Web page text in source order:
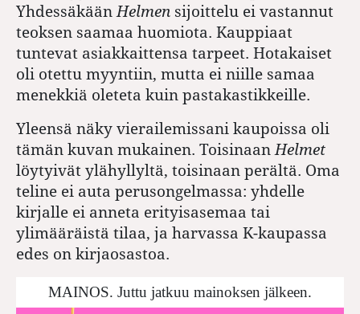
Yhdessäkään Helmen sijoittelu ei vastannut
teoksen saamaa huomiota. Kauppiaat
tuntevat asiakkaittensa tarpeet. Hotakaiset
oli otettu myyntiin, mutta ei niille samaa
menekkiä oleteta kuin pastakastikkeille.
Yleensä näky vierailemissani kaupoissa oli
tämän kuvan mukainen. Toisinaan Helmet
löytyivät ylähyllyltä, toisinaan perältä. Oma
teline ei auta perusongelmassa: yhdelle
kirjalle ei anneta erityisasemaa tai
ylimääräistä tilaa, ja harvassa K-kaupassa
edes on kirjaosastoa.
MAINOS. Juttu jatkuu mainoksen jälkeen.